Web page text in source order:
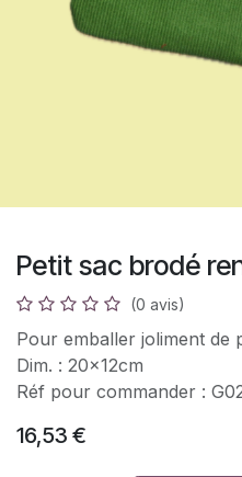
Petit sac brodé
(0 avis)
Pour emballer joliment de
Dim. : 20x12cm
Réf pour commander :
16,53 €